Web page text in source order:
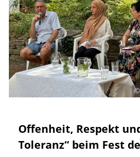
©
Offenheit, Respekt
Toleranz“ beim Fest